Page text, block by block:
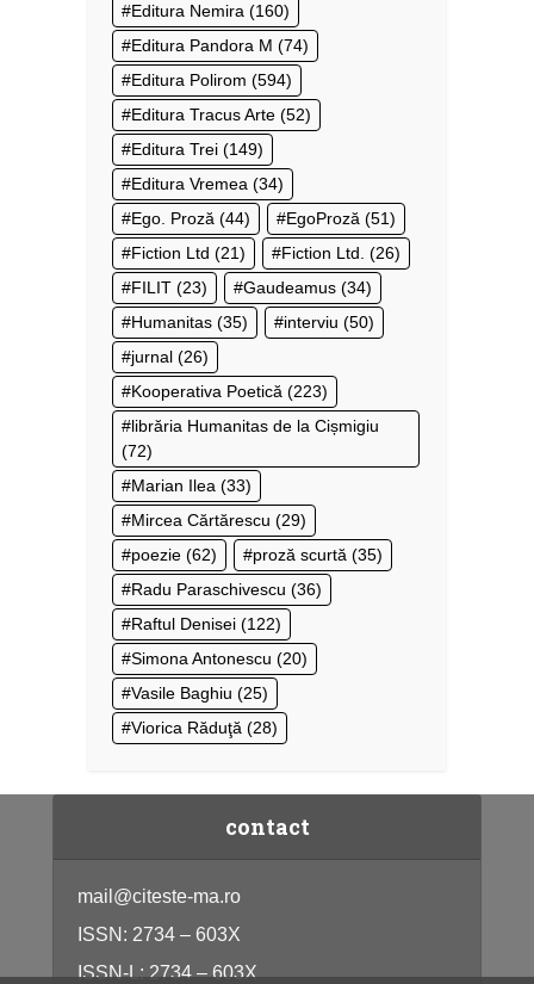
Editura Nemira (160)
Editura Pandora M (74)
Editura Polirom (594)
Editura Tracus Arte (52)
Editura Trei (149)
Editura Vremea (34)
Ego. Proză (44) EgoProză (51)
Fiction Ltd (21) Fiction Ltd. (26)
FILIT (23) Gaudeamus (34)
Humanitas (35) interviu (50)
jurnal (26)
Kooperativa Poetică (223)
librăria Humanitas de la Cișmigiu
(72)
Marian Ilea (33)
Mircea Cărtărescu (29)
poezie (62) proză scurtă (35)
Radu Paraschivescu (36)
Raftul Denisei (122)
Simona Antonescu (20)
Vasile Baghiu (25)
Viorica Răduţă (28)
contact
mail@citeste-ma.ro
ISSN: 2734 – 603X
ISSN-L: 2734 – 603X